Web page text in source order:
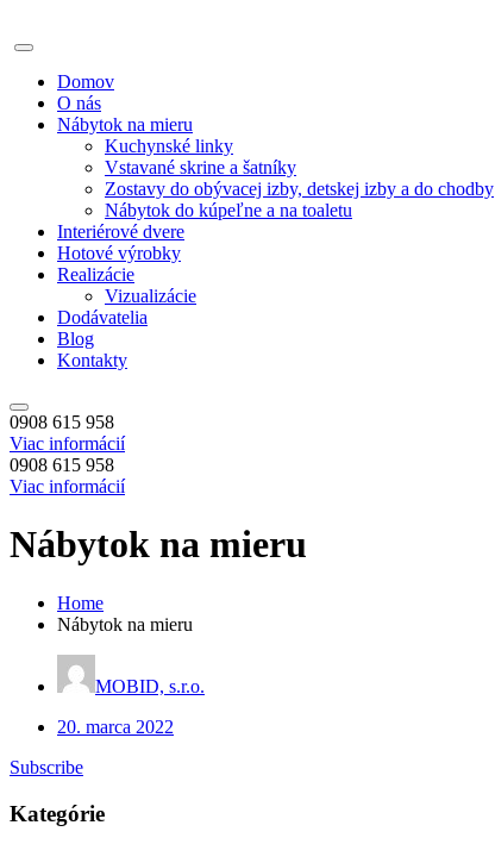
Domov
O nás
Nábytok na mieru
Kuchynské linky
Vstavané skrine a šatníky
Zostavy do obývacej izby, detskej izby a do chodby
Nábytok do kúpeľne a na toaletu
Interiérové dvere
Hotové výrobky
Realizácie
Vizualizácie
Dodávatelia
Blog
Kontakty
0908 615 958
Viac informácií
0908 615 958
Viac informácií
Nábytok na mieru
Home
Nábytok na mieru
MOBID, s.r.o.
20. marca 2022
Post
Subscribe
Kategórie